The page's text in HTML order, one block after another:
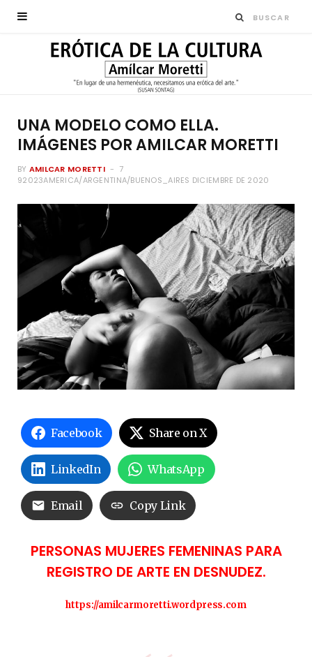
UNA MODELO COMO ELLA.
IMÁGENES POR AMILCAR MORETTI
BY AMILCAR MORETTI
7
92023AMERICA/ARGENTINA/BUENOS_AIRES DICIEMBRE DE 2020
Facebook Share on X
LinkedIn WhatsApp
Email Copy Link
PERSONAS MUJERES FEMENINAS PARA
REGISTRO DE ARTE EN DESNUDEZ.
https://amilcarmoretti.wordpress.com